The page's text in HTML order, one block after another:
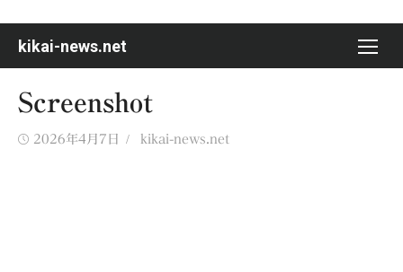
content
kikai-news.net
Screenshot
Posted
2026年4月7日 Author
kikai-news.net